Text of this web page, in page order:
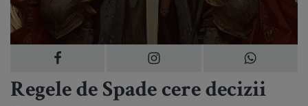
Regele de Spade cere decizii